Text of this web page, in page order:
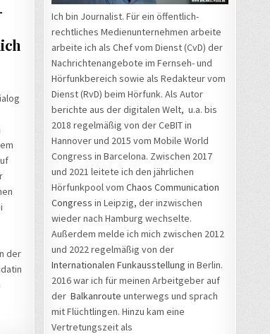
der
Ich bin Journalist. Für ein öffentlich-
rechtliches Medienunternehmen arbeite
arbeite ich als Chef vom Dienst (CvD) der
Nachrichtenangebote im Fernseh- und
Hörfunkbereich sowie als Redakteur vom
Dienst (RvD) beim Hörfunk. Als Autor
berichte aus der digitalen Welt, u.a. bis
2018 regelmäßig von der CeBIT in
Hannover und 2015 vom Mobile World
Congress in Barcelona. Zwischen 2017
und 2021 leitete ich den jährlichen
Hörfunkpool vom Chaos Communication
Congress in Leipzig, der inzwischen
wieder nach Hamburg wechselte.
Außerdem melde ich mich zwischen 2012
und 2022 regelmäßig von der
Internationalen Funkausstellung in Berlin.
2016 war ich für meinen Arbeitgeber auf
der Balkanroute unterwegs und sprach
mit Flüchtlingen. Hinzu kam eine
Vertretungszeit als